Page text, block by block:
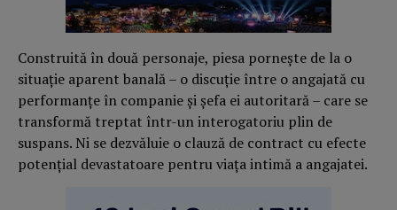
Construită în două personaje, piesa pornește de la o
situație aparent banală – o discuție între o angajată cu
performanțe în companie și șefa ei autoritară – care se
transformă treptat într-un interogatoriu plin de
suspans. Ni se dezvăluie o clauză de contract cu efecte
potențial devastatoare pentru viața intimă a angajatei.